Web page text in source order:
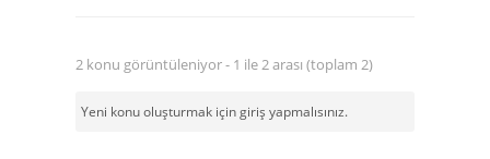
2 konu görüntüleniyor - 1 ile 2 arası (toplam 2)
Yeni konu oluşturmak için giriş yapmalısınız.